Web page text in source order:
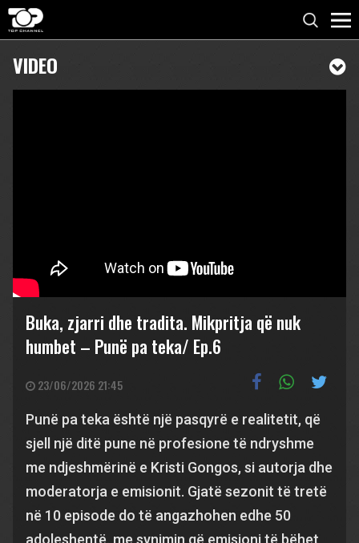
VIDEO
Buka, zjarri dhe tradita. Mikpritja që nuk
humbet – Punë pa teka/ Ep.6
23/06/2026 21:45
Punë pa teka është një pasqyrë e realitetit, që
sjell një ditë pune në profesione të ndryshme
me ndjeshmërinë e Kristi Gongos, si autorja dhe
moderatorja e emisionit. Gjatë sezonit të tretë
në 10 episode do të angazhohen edhe 50
adoleshentë, me synimin që emisioni të bëhet